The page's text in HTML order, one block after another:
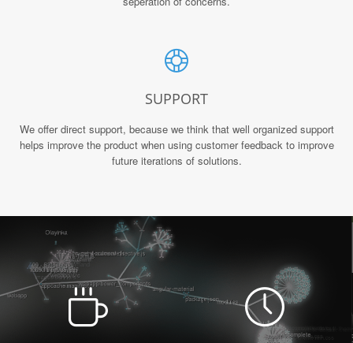
SUPPORT
We offer direct support, because we think that well organized support
helps improve the product when using customer feedback to improve
future iterations of solutions.